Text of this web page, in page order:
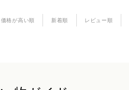
価格が高い順 新着順 レビュー順